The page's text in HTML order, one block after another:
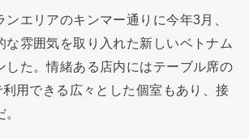
エリアのキンマー通りに今年3月、
な雰囲気を取り入れた新しいベトナム
した。情緒ある店内にはテーブル席の
用できる広々とした個室もあり、接